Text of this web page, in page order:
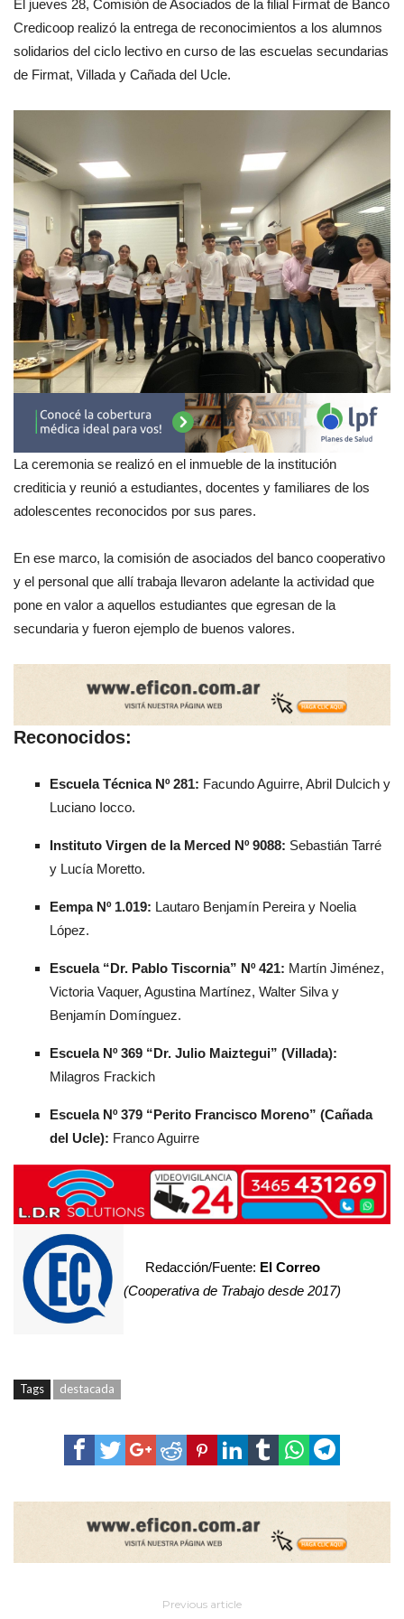
El jueves 28, Comisión de Asociados de la filial Firmat de Banco
Credicoop realizó la entrega de reconocimientos a los alumnos
solidarios del ciclo lectivo en curso de las escuelas secundarias
de Firmat, Villada y Cañada del Ucle.
La ceremonia se realizó en el inmueble de la institución
crediticia y reunió a estudiantes, docentes y familiares de los
adolescentes reconocidos por sus pares.
En ese marco, la comisión de asociados del banco cooperativo
y el personal que allí trabaja llevaron adelante la actividad que
pone en valor a aquellos estudiantes que egresan de la
secundaria y fueron ejemplo de buenos valores.
Reconocidos:
Escuela Técnica Nº 281: Facundo Aguirre, Abril Dulcich y
Luciano Iocco.
Instituto Virgen de la Merced Nº 9088: Sebastián Tarré
y Lucía Moretto.
Eempa Nº 1.019: Lautaro Benjamín Pereira y Noelia
López.
Escuela “Dr. Pablo Tiscornia” Nº 421: Martín Jiménez,
Victoria Vaquer, Agustina Martínez, Walter Silva y
Benjamín Domínguez.
Escuela Nº 369 “Dr. Julio Maiztegui” (Villada):
Milagros Frackich
Escuela Nº 379 “Perito Francisco Moreno” (Cañada
del Ucle): Franco Aguirre
Redacción/Fuente: El Correo
(Cooperativa de Trabajo desde 2017)
Tags destacada
Previous article